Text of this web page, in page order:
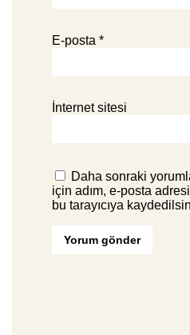
E-posta *
İnternet sitesi
Daha sonraki
için adım, e-posta
bu tarayıcıya